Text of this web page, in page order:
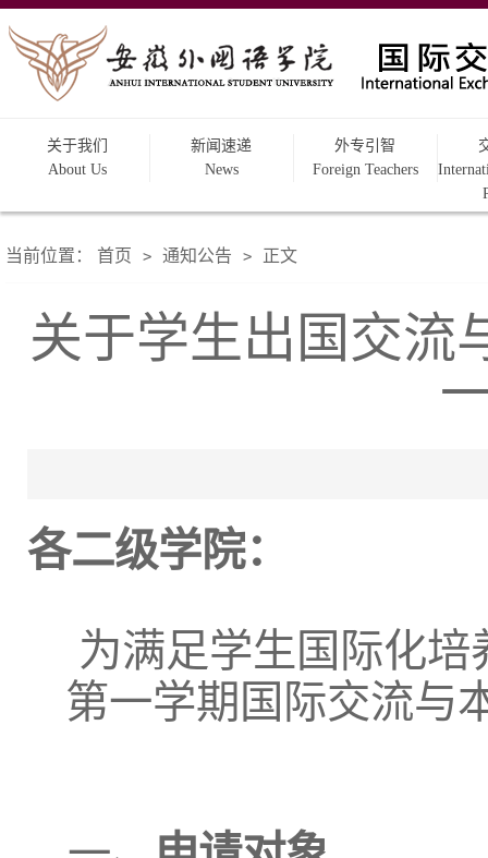
关于我们
About Us
新闻速递
News
外专引智
Foreign Teachers
当前位置： 首页 > 通知公告 > 正文
关于学生出国交流
各二级学院：
为满足学生国际化培
第一学期国际交流与